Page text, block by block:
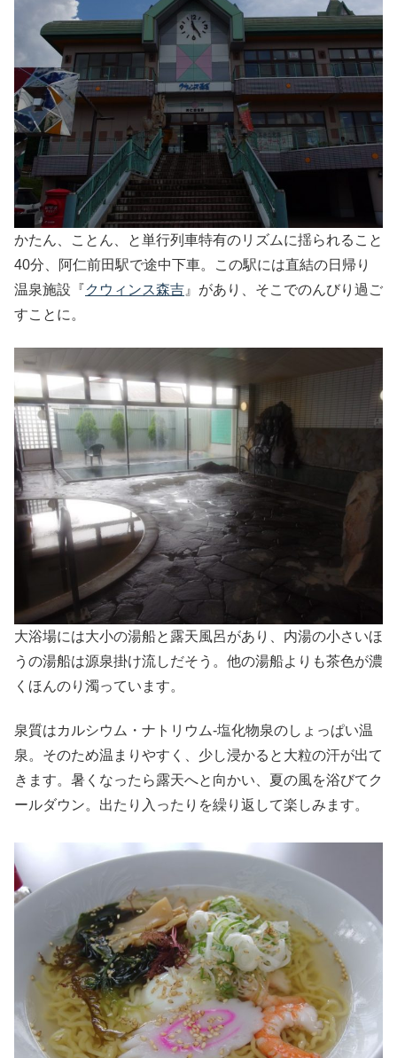
かたん、ことん、と単行列車特有のリズムに揺られること
40分、阿仁前田駅で途中下車。この駅には直結の日帰り
温泉施設『 クウィンス森吉』があり、そこでのんびり過ご
すことに。
大浴場には大小の湯船と露天風呂があり、内湯の小さいほ
うの湯船は源泉掛け流しだそう。他の湯船よりも茶色が濃
くほんのり濁っています。
泉質はカルシウム・ナトリウム-塩化物泉のしょっぱい温
泉。そのため温まりやすく、少し浸かると大粒の汗が出て
きます。暑くなったら露天へと向かい、夏の風を浴びてク
ールダウン。出たり入ったりを繰り返して楽しみます。